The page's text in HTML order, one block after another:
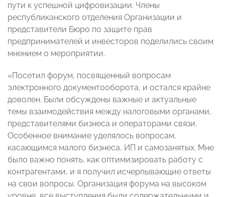
пути к успешной цифровизации. Члены
республиканского отделения Организации и
представители Бюро по защите прав
предпринимателей и инвесторов поделились своим
мнением о мероприятии.
«Посетил форум, посвященный вопросам
электронного документооборота, и остался крайне
доволен. Были обсуждены важные и актуальные
темы взаимодействия между налоговыми органами,
представителями бизнеса и операторами связи.
Особенное внимание уделялось вопросам,
касающимся малого бизнеса, ИП и самозанятых. Мне
было важно понять, как оптимизировать работу с
контрагентами, и я получил исчерпывающие ответы
на свои вопросы. Организация форума на высоком